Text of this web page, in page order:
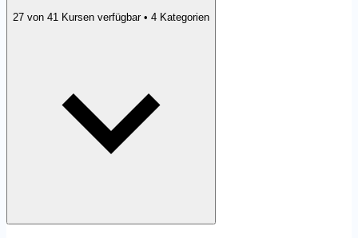
27 von 41 Kursen verfügbar • 4 Kategorien